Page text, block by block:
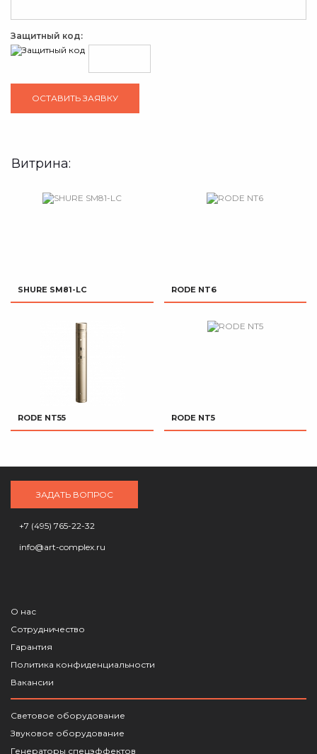
Защитный код:
Витрина:
SHURE SM81-LC RODE NT6
RODE NT55 RODE NT5
ЗАДАТЬ ВОПРОС
+7 (495) 765-22-32
info@art-complex.ru
О нас
Сотрудничество
Гарантия
Политика конфиденциальности
Вакансии
Световое оборудование
Звуковое оборудование
Генераторы спецэффектов